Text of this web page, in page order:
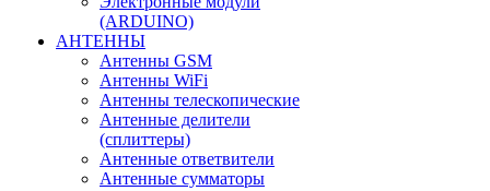
(ARDUINO)
АНТЕННЫ
Антенны GSM
Антенны WiFi
Антенны телескопические
Антенные делители
(сплиттеры)
Антенные ответвители
Антенные сумматоры